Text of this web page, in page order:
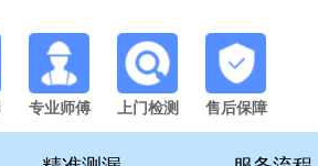
专业师傅 上门检测 售后保障